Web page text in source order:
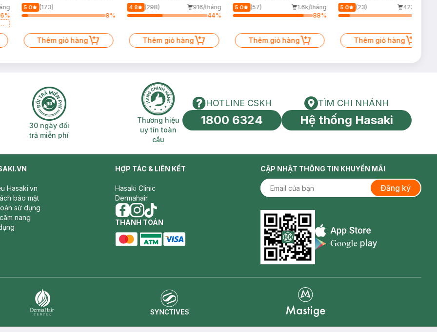
%
150ml
5.0
(173)
8%
Thêm giỏ hàng
4.8 (298)
916/tháng
44%
Thêm giỏ hàng
Giảm Dầu 500ml
5.0 (57)
1.6k/tháng
88%
Thêm giỏ hàng
60ml (Mới)
5.0 (23)
423/tháng
Thêm giỏ hàng
2H 30 ngày đổi trả miễn phí
30 ngày đổi
trả miễn phí
Thương hiệu uy tín toàn cầu
Thương hiệu
uy tín toàn
cầu
HOTLINE CSKH
HOTLINE CSKH
1800 6324
Tìm chi nhánh
TÌM CHI NHÁNH
Hệ thống Hasaki
Hasaki.vn
bảo mật
sử dụng
nang
HỢP TÁC & LIÊN KẾT
Hasaki Clinic
Dermahair
facebook
instagram
tiktok
THANH TOÁN
CẬP NHẬT THÔNG TIN KHUYẾN MÃI
Đăng ký
Appstore icon